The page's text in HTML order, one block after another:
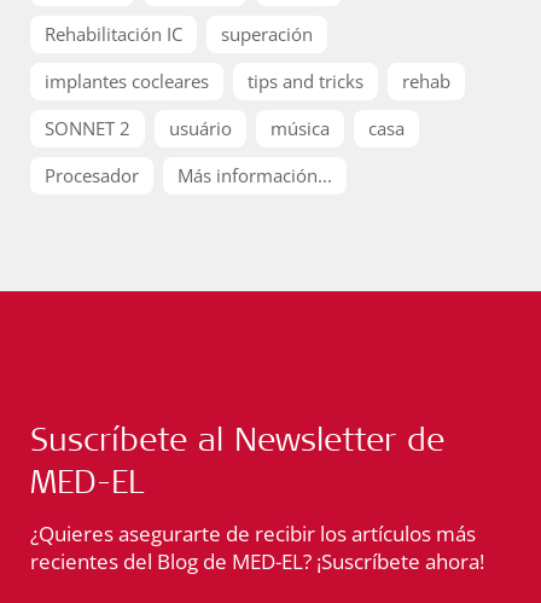
Rehabilitación IC
superación
implantes cocleares
tips and tricks
rehab
SONNET 2
usuário música
casa
Procesador
Más información...
Suscríbete al Newsletter de
MED-EL
¿Quieres asegurarte de recibir los artículos más
recientes del Blog de MED-EL? ¡Suscríbete ahora!